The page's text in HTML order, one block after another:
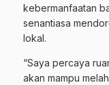
kebermanfaatan
senantiasa
lokal.
“Saya percaya
akan mampu